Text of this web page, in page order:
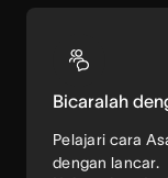
Bicaralah
Pelajari cara
dengan lancar.